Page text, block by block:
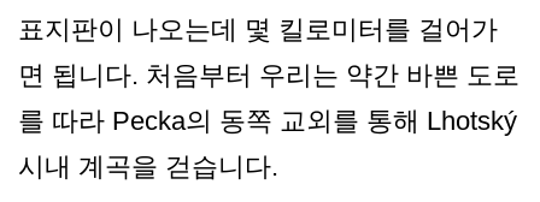
표지판이 나오는데 몇 킬로미터를 걸어가
면 됩니다. 처음부터 우리는 약간 바쁜 도로
를 따라 Pecka의 동쪽 교외를 통해 Lhotský
시내 계곡을 걷습니다.